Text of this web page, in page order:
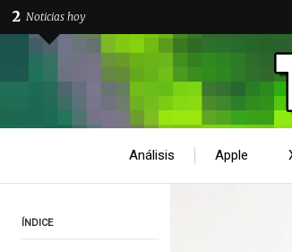
2 Noticias hoy
Análisis Apple
ÍNDICE